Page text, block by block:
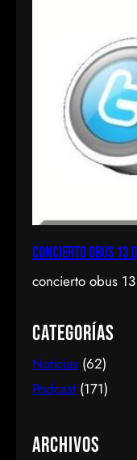
concierto obus 13
concierto obus
Categorías
Noticias (62)
Podcast (171)
Archivos